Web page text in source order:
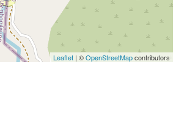
Leaflet | ©OpenStreetMapcontributors